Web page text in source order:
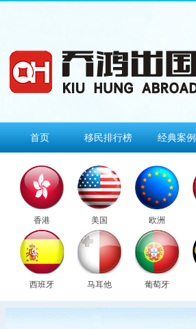
首页 移民排行榜 经典案例
香港 美国 欧洲
西班牙 马耳他 葡萄牙